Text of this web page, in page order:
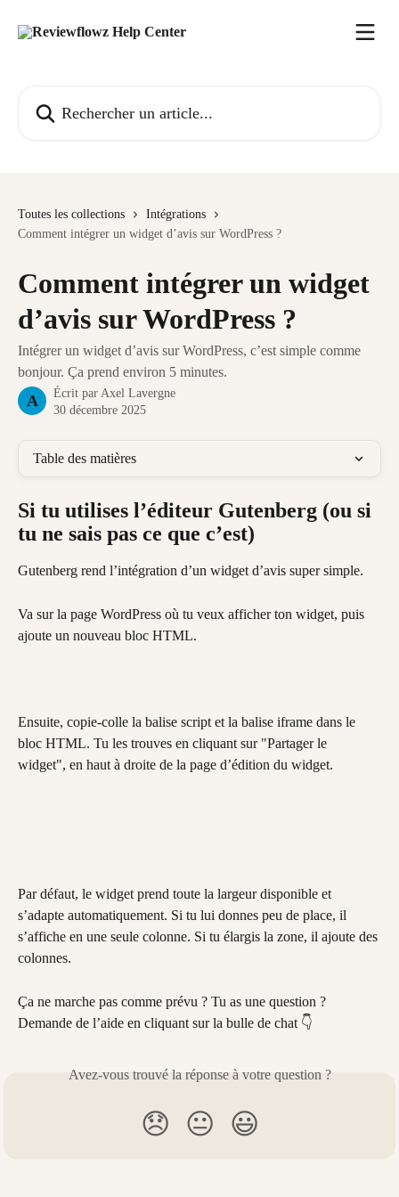
Toutes les collections
Intégrations
Comment intégrer un widget d’avis sur WordPress ?
Comment intégrer un widget
d’avis sur WordPress ?
Intégrer un widget d’avis sur WordPress, c’est simple comme
bonjour. Ça prend environ 5 minutes.
A Écrit par Axel Lavergne
30 décembre 2025
Table des matières
Si tu utilises l’éditeur Gutenberg (ou si
tu ne sais pas ce que c’est)
Gutenberg rend l’intégration d’un widget d’avis super simple.
Va sur la page WordPress où tu veux afficher ton widget, puis
ajoute un nouveau bloc HTML.
Ensuite, copie-colle la balise script et la balise iframe dans le
bloc HTML. Tu les trouves en cliquant sur "Partager le
widget", en haut à droite de la page d’édition du widget.
Par défaut, le widget prend toute la largeur disponible et
s’adapte automatiquement. Si tu lui donnes peu de place, il
s’affiche en une seule colonne. Si tu élargis la zone, il ajoute des
colonnes.
Ça ne marche pas comme prévu ? Tu as une question ?
Demande de l’aide en cliquant sur la bulle de chat 👇
Avez-vous trouvé la réponse à votre question ?
😞 😐 😃